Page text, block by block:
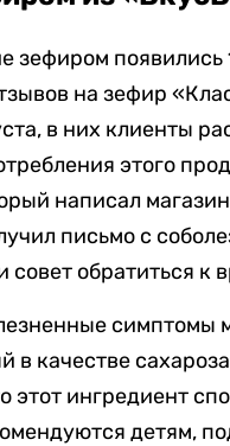
зефиром появились
на зефир
в них клиенты
этого
написал
письмо с
обратиться к
симптомы
в качестве
этот ингредиент
детям,